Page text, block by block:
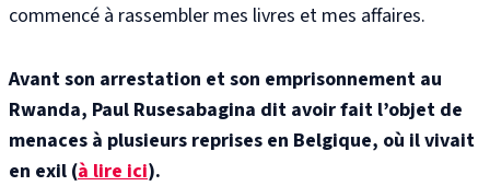
commencé à rassembler mes livres et mes affaires.
Avant son arrestation et son emprisonnement au
Rwanda, Paul Rusesabagina dit avoir fait l’objet de
menaces à plusieurs reprises en Belgique, où il vivait
en exil (à lire ici).